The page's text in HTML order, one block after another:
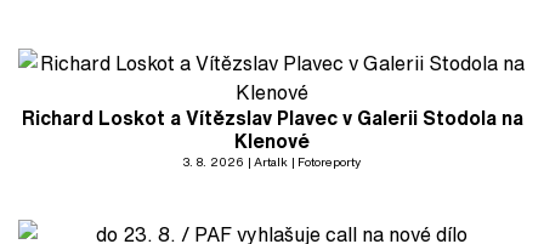
Richard Loskot a Vítězslav Plavec v Galerii Stodola na
Klenové
3. 8. 2026 Artalk Fotoreporty